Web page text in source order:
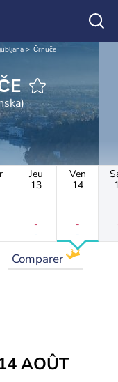
Črnuče
Jeu
13
-
-
Ven
14
-
-
Comparer
AOÛT